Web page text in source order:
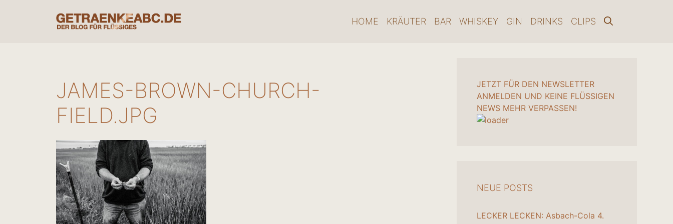
HOME KRÄUTER BAR WHISKEY GIN DRINKS CLIPS
JAMES-BROWN-CHURCH-
FIELD.JPG
JETZT FÜR DEN NEWSLETTER
ANMELDEN UND KEINE FLÜSSIGEN
NEWS MEHR VERPASSEN!
NEUE POSTS
LECKER LECKEN: Asbach-Cola 4.